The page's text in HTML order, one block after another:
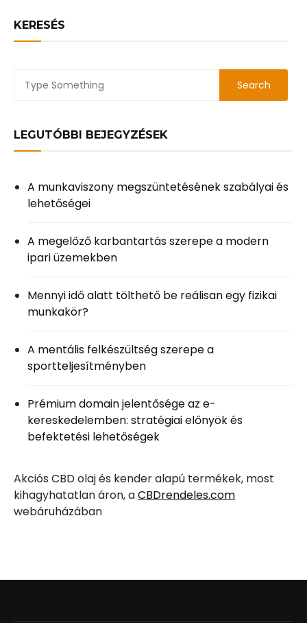
KERESÉS
LEGUTÓBBI BEJEGYZÉSEK
A munkaviszony megszüntetésének szabályai és
lehetőségei
A megelőző karbantartás szerepe a modern
ipari üzemekben
Mennyi idő alatt tölthető be reálisan egy fizikai
munkakör?
A mentális felkészültség szerepe a
sportteljesítményben
Prémium domain jelentősége az e-
kereskedelemben: stratégiai előnyök és
befektetési lehetőségek
Akciós CBD olaj és kender alapú termékek, most
kihagyhatatlan áron, aCBDrendeles.com
webáruházában